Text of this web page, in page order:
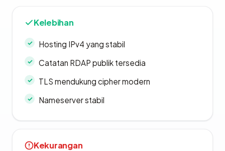
Kelebihan
Hosting IPv4 yang stabil
Catatan RDAP publik tersedia
TLS mendukung cipher modern
Nameserver stabil
Kekurangan